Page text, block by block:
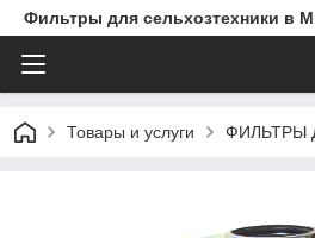
Фильтры для сельхозтехники в
Товары и услуги ФИЛЬТРЫ